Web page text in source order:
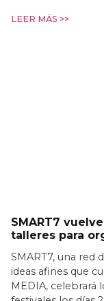
LEER MÁS >>
SMART7
talleres para
SMART7, una red
ideas afines que
MEDIA, celebrará